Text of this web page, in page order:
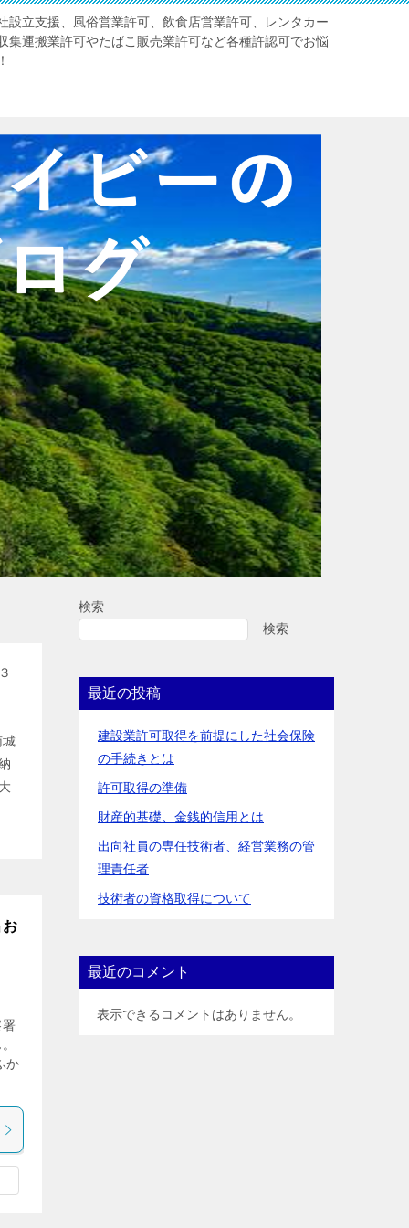
設立支援、風俗営業許可、飲食店営業許可、レンタカー
集運搬業許可やたばこ販売業許可など各種許認可でお悩
署
か
検索
検索
最近の投稿
建設業許可取得を前提にした社会保険
の手続きとは
許可取得の準備
財産的基礎、金銭的信用とは
出向社員の専任技術者、経営業務の管
理責任者
技術者の資格取得について
最近のコメント
表示できるコメントはありません。